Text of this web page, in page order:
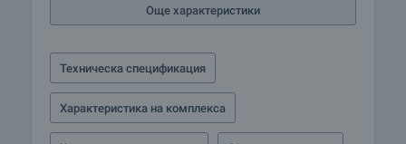
Още характеристики
Техническа спецификация
Характеристика на комплекса